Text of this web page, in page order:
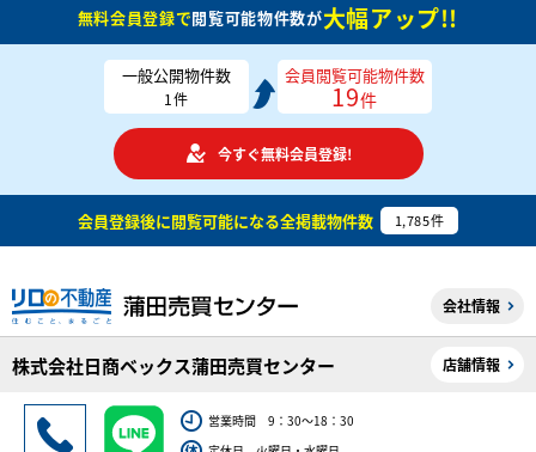
無料会員登録で閲覧可能物件数が大幅アップ!!
一般公開物件数
1件
会員閲覧可能物件数
19件
今すぐ無料会員登録!
会員登録後に閲覧可能になる全掲載物件数 1,785件
会社情報
株式会社日商ベックス蒲田売買センター 店舗情報
営業時間 9：30～18：30